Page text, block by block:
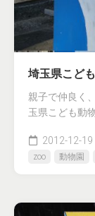
埼玉県こど
親子で仲良く
玉県こども動
2012-12-19
zoo 動物園